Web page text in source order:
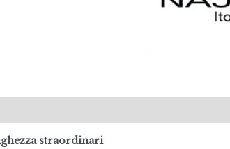
straordinari